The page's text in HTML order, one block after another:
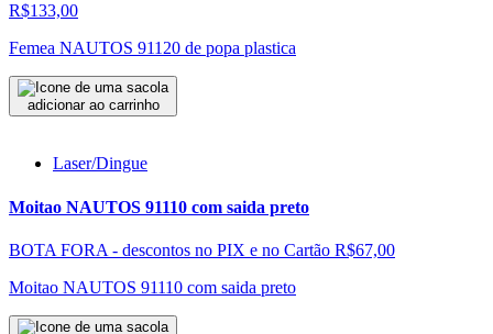
R$133,00
Femea NAUTOS 91120 de popa plastica
adicionar ao carrinho
Laser/Dingue
Moitao NAUTOS 91110 com saida preto
BOTA FORA - descontos no PIX e no Cartão R$67,00
Moitao NAUTOS 91110 com saida preto